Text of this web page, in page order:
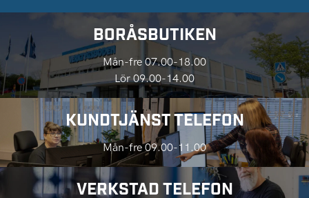
BORÅSBUTIKEN
Mån-fre 07.00-18.00
Lör 09.00-14.00
KUNDTJÄNST TELEFON
Mån-fre 09.00-11.00
VERKSTAD TELEFON